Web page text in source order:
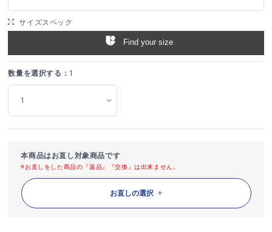
サイズスペック
Find your size
数量を選択する： 1
本商品はお直し対象商品です
※お直しをした商品の『返品』『交換』は出来ません。
お直しの選択